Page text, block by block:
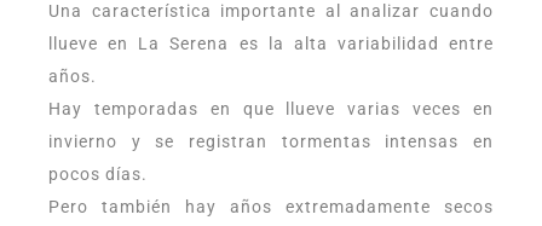
Una característica importante al analizar cuando
llueve en La Serena es la alta variabilidad entre
años.
Hay temporadas en que llueve varias veces en
invierno y se registran tormentas intensas en
pocos días.
Pero también hay años extremadamente secos